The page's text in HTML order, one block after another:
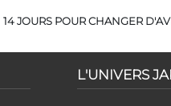
14 JOURS POUR CHANGER
L'UNIVERS